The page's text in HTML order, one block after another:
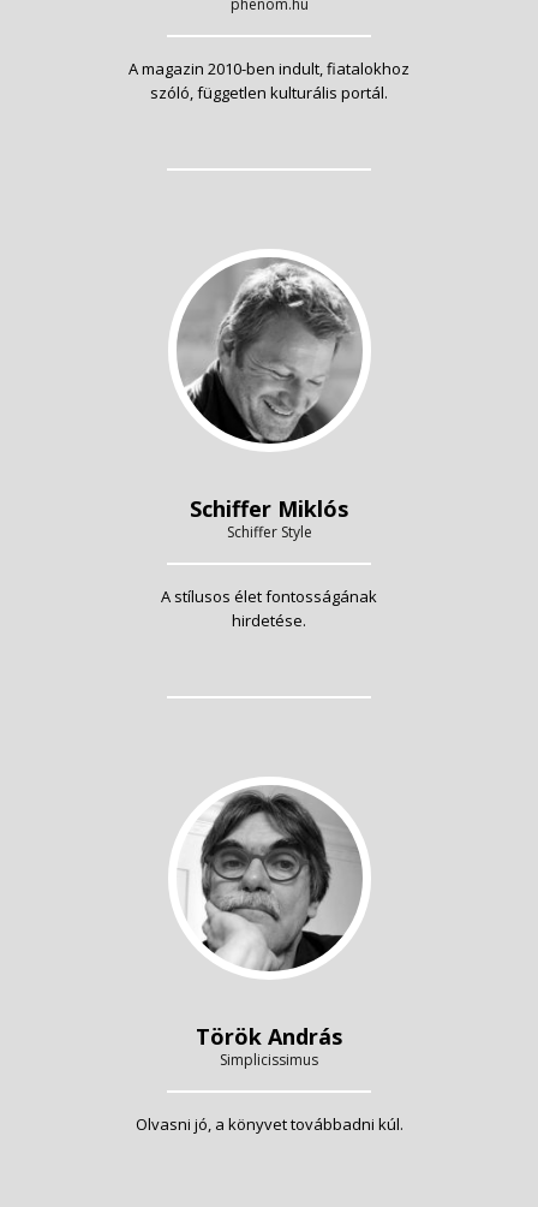
A magazin 2010-ben indult, fiatalokhoz
szóló, független kulturális portál.
Schiffer Miklós
Schiffer Style
A stílusos élet fontosságának
hirdetése.
Török András
Simplicissimus
Olvasni jó, a könyvet továbbadni kúl.